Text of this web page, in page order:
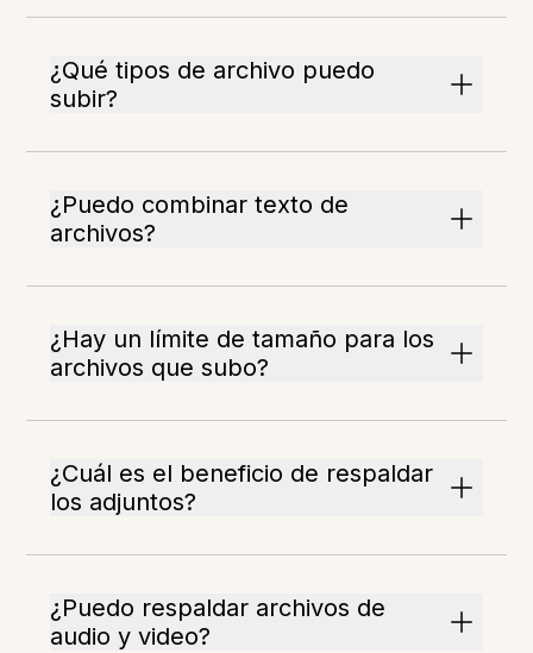
¿Qué tipos de archivo puedo
subir?
¿Puedo combinar texto de
archivos?
¿Hay un límite de tamaño para los
archivos que subo?
¿Cuál es el beneficio de respaldar
los adjuntos?
¿Puedo respaldar archivos de
audio y video?